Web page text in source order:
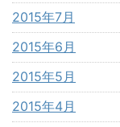
2015年7月
2015年6月
2015年5月
2015年4月